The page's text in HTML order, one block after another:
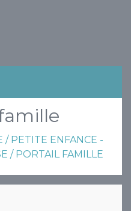
/ PETITE ENFANCE -
/ PORTAIL FAMILLE